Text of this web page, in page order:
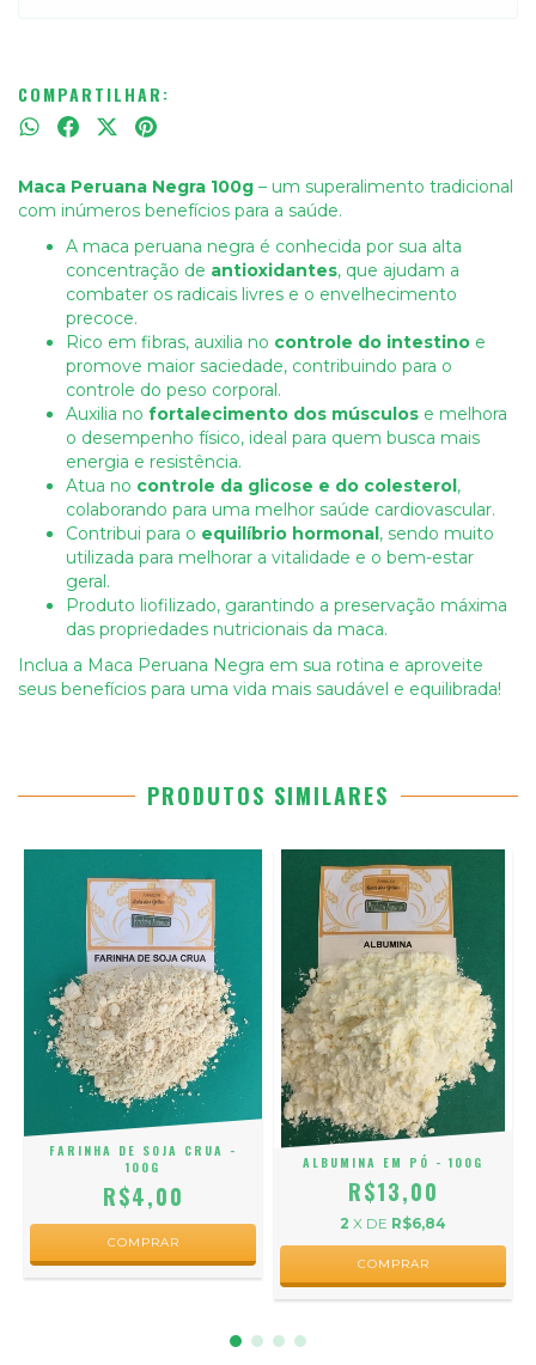
COMPARTILHAR:
Maca Peruana Negra 100g – um superalimento tradicional
com inúmeros benefícios para a saúde.
A maca peruana negra é conhecida por sua alta
concentração de antioxidantes, que ajudam a
combater os radicais livres e o envelhecimento
precoce.
Rico em fibras, auxilia no controle do intestino e
promove maior saciedade, contribuindo para o
controle do peso corporal.
Auxilia no fortalecimento dos músculos e melhora
o desempenho físico, ideal para quem busca mais
energia e resistência.
Atua no controle da glicose e do colesterol,
colaborando para uma melhor saúde cardiovascular.
Contribui para o equilíbrio hormonal, sendo muito
utilizada para melhorar a vitalidade e o bem-estar
geral.
Produto liofilizado, garantindo a preservação máxima
das propriedades nutricionais da maca.
Inclua a Maca Peruana Negra em sua rotina e aproveite
seus benefícios para uma vida mais saudável e equilibrada!
PRODUTOS SIMILARES
FARINHA DE SOJA CRUA -
100G
R$4,00
ALBUMINA EM PÓ - 100G
R$13,00
2 X DE R$6,84